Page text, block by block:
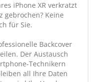
iPhone XR verkratzt
gebrochen? Keine
für Sie.
Backcover
Der Austausch
Technikern
all Ihre Daten